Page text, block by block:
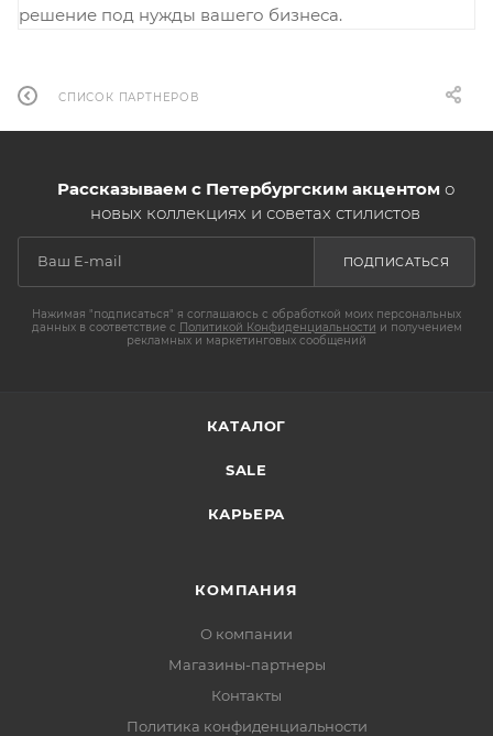
решение под нужды вашего бизнеса.
СПИСОК ПАРТНЕРОВ
Рассказываем с Петербургским акцентом о
новых коллекциях и советах стилистов
ПОДПИСАТЬСЯ
Нажимая "подписаться" я соглашаюсь с обработкой моих персональных
данных в соответствие с Политикой Конфиденциальности и получением
рекламных и маркетинговых сообщений
КАТАЛОГ
SALE
КАРЬЕРА
КОМПАНИЯ
О компании
Магазины-партнеры
Контакты
Политика конфиденциальности